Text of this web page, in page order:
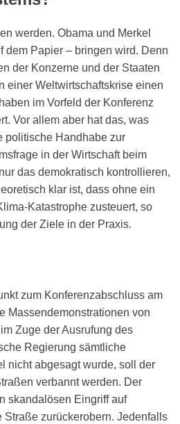
werden. Obama und Merkel
dem Papier – bringen wird. Denn
der Konzerne und der Staaten
einer Weltwirtschaftskrise einen
im Vorfeld der Konferenz
Vor allem aber hat das, was
politische Handhabe zur
in der Wirtschaft beim
das demokratisch kontrollieren,
klar ist, dass ohne ein
Katastrophe zusteuert, so
der Ziele in der Praxis.
zum Konferenzabschluss am
Massendemonstrationen von
Zuge der Ausrufung des
Regierung sämtliche
nicht abgesagt wurde, soll der
verbannt werden. Der
skandalösen Eingriff auf
zurückerobern. Jedenfalls